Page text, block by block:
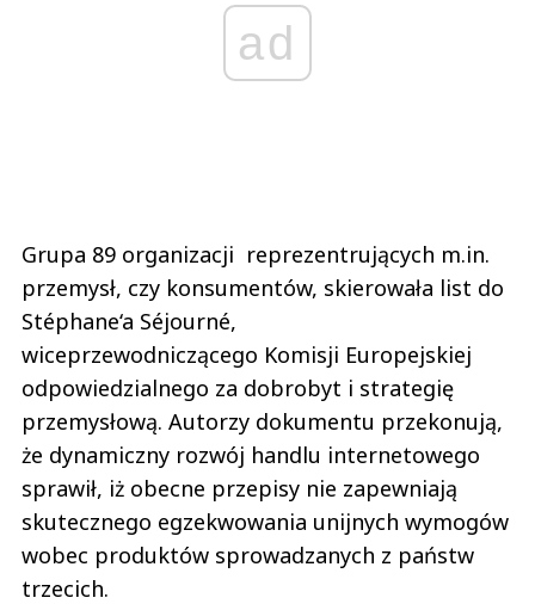
ad
Grupa 89 organizacji reprezentrujących m.in.
przemysł, czy konsumentów, skierowała list do
Stéphane‘a Séjourné,
wiceprzewodniczącego Komisji Europejskiej
odpowiedzialnego za dobrobyt i strategię
przemysłową. Autorzy dokumentu przekonują,
że dynamiczny rozwój handlu internetowego
sprawił, iż obecne przepisy nie zapewniają
skutecznego egzekwowania unijnych wymogów
wobec produktów sprowadzanych z państw
trzecich.